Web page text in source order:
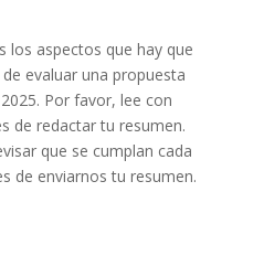
los aspectos que hay que
evaluar una propuesta
Por favor, lee con
de redactar tu resumen.
que se cumplan cada
de enviarnos tu resumen.